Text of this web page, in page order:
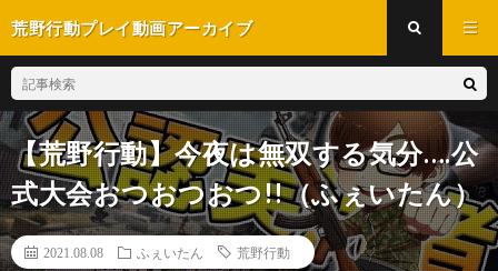
荒野行動プレイ動画アーカイブ
【荒野行動】今夜は無双する気分….公
式大会おつおつおつ!!（ふぇいたん）
2021.08.08 ふぇいたん 荒野行動